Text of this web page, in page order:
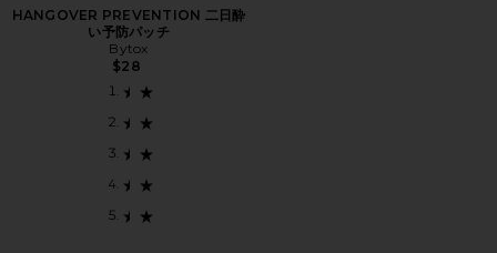
HANGOVER PREVENTION 二日酔
い予防パッチ
Bytox
$28